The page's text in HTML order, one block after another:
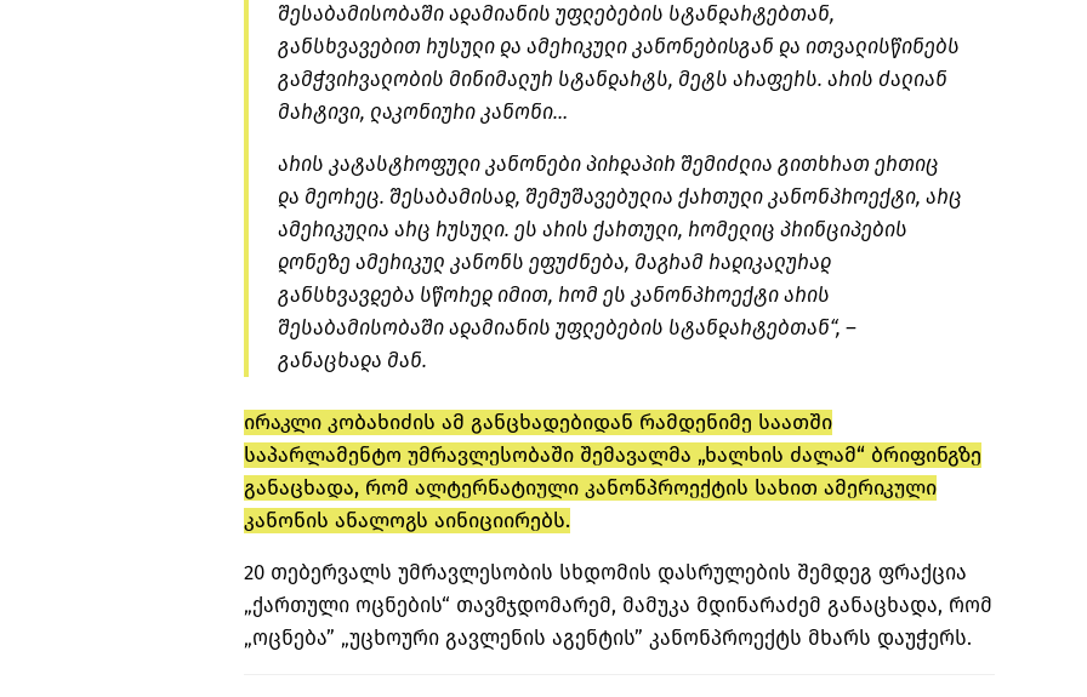
შესაბამისობაში ადამიანის უფლებების სტანდარტებთან,
განსხვავებით რუსული და ამერიკული კანონებისგან და ითვალისწინებს
გამჭვირვალობის მინიმალურ სტანდარტს, მეტს არაფერს. არის ძალიან
მარტივი, ლაკონიური კანონი…
არის კატასტროფული კანონები პირდაპირ შემიძლია გითხრათ ერთიც
და მეორეც. შესაბამისად, შემუშავებულია ქართული კანონპროექტი, არც
ამერიკულია არც რუსული. ეს არის ქართული, რომელიც პრინციპების
დონეზე ამერიკულ კანონს ეფუძნება, მაგრამ რადიკალურად
განსხვავდება სწორედ იმით, რომ ეს კანონპროექტი არის
შესაბამისობაში ადამიანის უფლებების სტანდარტებთან“, –
განაცხადა მან.
ირაკლი კობახიძის ამ განცხადებიდან რამდენიმე საათში
საპარლამენტო უმრავლესობაში შემავალმა „ხალხის ძალამ“ ბრიფინგზე
განაცხადა, რომ ალტერნატიული კანონპროექტის სახით ამერიკული
კანონის ანალოგს აინიციირებს.
20 თებერვალს უმრავლესობის სხდომის დასრულების შემდეგ ფრაქცია
„ქართული ოცნების“ თავმჯდომარემ, მამუკა მდინარაძემ განაცხადა, რომ
„ოცნება” „უცხოური გავლენის აგენტის” კანონპროექტს მხარს დაუჭერს.